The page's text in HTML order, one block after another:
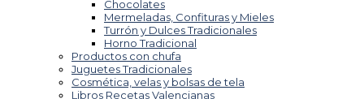
Chocolates
Mermeladas, Confituras y Mieles
Turrón y Dulces Tradicionales
Horno Tradicional
Productos con chufa
Juguetes Tradicionales
Cosmética, velas y bolsas de tela
Libros Recetas Valencianas